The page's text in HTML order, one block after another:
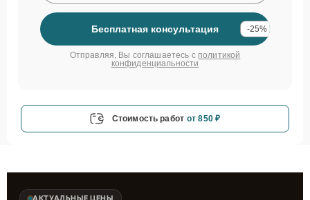
Бесплатная консультация -25%
Отправляя, Вы соглашаетесь с политикой
конфиденциальности
Стоимость работ от 850 ₽